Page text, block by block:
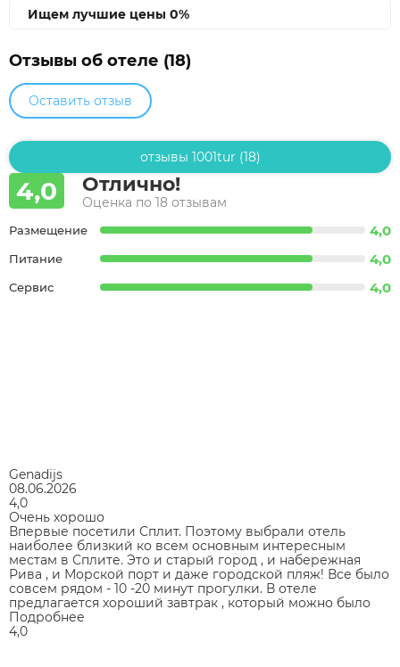
Ищем лучшие цены 0%
Отзывы об отеле (18)
Оставить отзыв
отзывы 1001tur (18)
4,0 Отлично!
Оценка по 18 отзывам
Размещение 4,0
Питание 4,0
Сервис 4,0
Genadijs
08.06.2026
4,0
Очень хорошо
Впервые посетили Сплит. Поэтому выбрали отель
наиболее близкий ко всем основным интересным
местам в Сплите. Это и старый город , и набережная
Рива , и Морской порт и даже городской пляж! Все было
совсем рядом - 10 -20 минут прогулки. В отеле
предлагается хороший завтрак , который можно было
Подробнее
4,0